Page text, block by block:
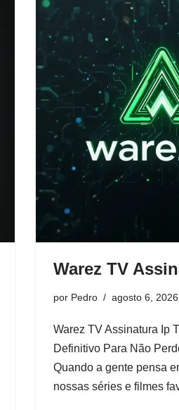
Warez TV
por Pedro agosto 6, 2026
Warez TV Assinatura Ip
Definitivo Para Não
Quando a gente pensa
nossas séries e filmes